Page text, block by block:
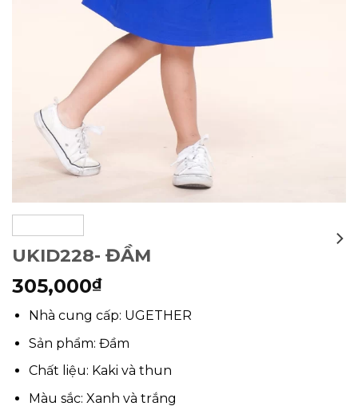
UKID228- ĐẦM
305,000₫
Nhà cung cấp: UGETHER
Sản phẩm: Đầm
Chất liệu: Kaki và thun
Màu sắc: Xanh và trắng